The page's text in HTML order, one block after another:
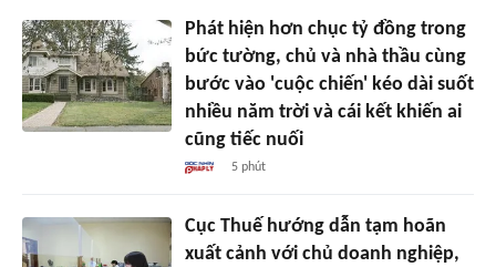
Phát hiện hơn chục tỷ đồng trong
bức tường, chủ và nhà thầu cùng
bước vào 'cuộc chiến' kéo dài suốt
nhiều năm trời và cái kết khiến ai
cũng tiếc nuối
5 phút
Cục Thuế hướng dẫn tạm hoãn
xuất cảnh với chủ doanh nghiệp,